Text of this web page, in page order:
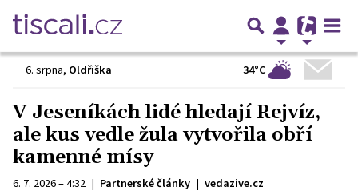
6. srpna, Oldřiška 34°C
V Jeseníkách lidé hledají Rejvíz,
ale kus vedle žula vytvořila obří
kamenné mísy
6. 7. 2026 – 4:32 | Partnerské články | vedazive.cz